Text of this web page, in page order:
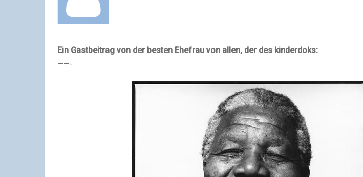
Ein Gastbeitrag von der besten Ehefrau von allen, der des kinderdoks:
——-